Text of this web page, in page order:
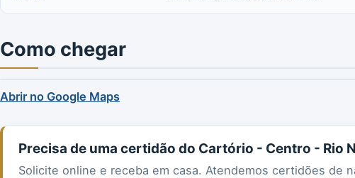
Como chegar
Abrir no Google Maps
Precisa de uma certidão do Cartório - Centro - Rio
Solicite online e receba em casa. Atendemos certidões de